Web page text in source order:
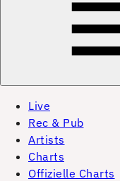
Live
Rec & Pub
Artists
Charts
Offizielle Charts